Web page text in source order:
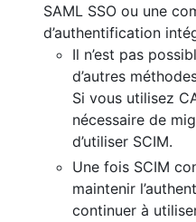
SAML SSO ou une
d’authentification
Il n’est pas
d’autres
Si vous utilisez
nécessaire de
d’utiliser SCIM.
Une fois SCIM
maintenir
continuer à